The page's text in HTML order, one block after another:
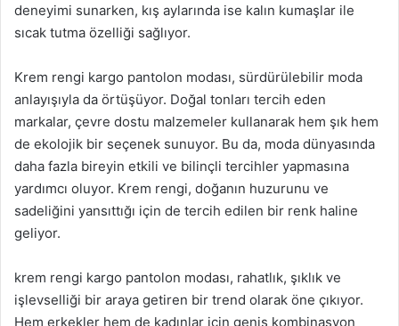
deneyimi sunarken, kış aylarında ise kalın kumaşlar ile
sıcak tutma özelliği sağlıyor.
Krem rengi kargo pantolon modası, sürdürülebilir moda
anlayışıyla da örtüşüyor. Doğal tonları tercih eden
markalar, çevre dostu malzemeler kullanarak hem şık hem
de ekolojik bir seçenek sunuyor. Bu da, moda dünyasında
daha fazla bireyin etkili ve bilinçli tercihler yapmasına
yardımcı oluyor. Krem rengi, doğanın huzurunu ve
sadeliğini yansıttığı için de tercih edilen bir renk haline
geliyor.
krem rengi kargo pantolon modası, rahatlık, şıklık ve
işlevselliği bir araya getiren bir trend olarak öne çıkıyor.
Hem erkekler hem de kadınlar için geniş kombinasyon